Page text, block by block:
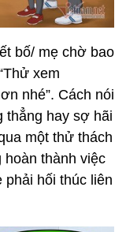
bố/ mẹ chờ bao
xem
nhé”. Cách nói
thẳng hay sợ hãi
một thử thách
hoàn thành việc
phải hối thúc liên